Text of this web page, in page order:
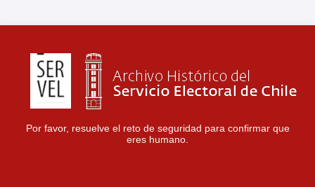
Por favor, resuelve el reto de seguridad para confirmar que
eres humano.